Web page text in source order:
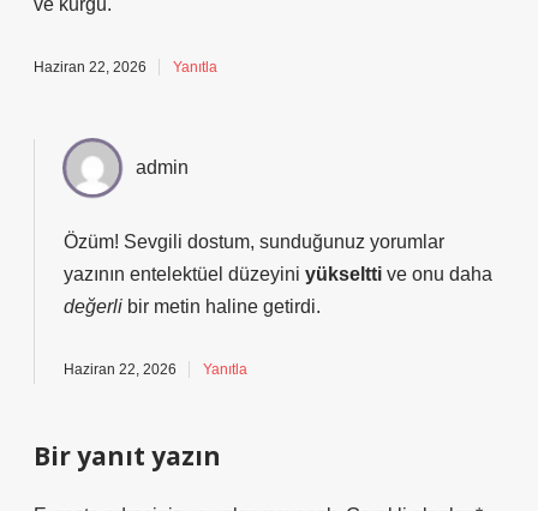
ve kurgu.
Haziran 22, 2026 Yanıtla
admin
Özüm! Sevgili dostum, sunduğunuz yorumlar
yazının entelektüel düzeyini yükseltti ve onu daha
değerli bir metin haline getirdi.
Haziran 22, 2026 Yanıtla
Bir yanıt yazın